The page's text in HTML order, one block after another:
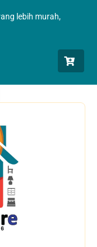
lebih murah,